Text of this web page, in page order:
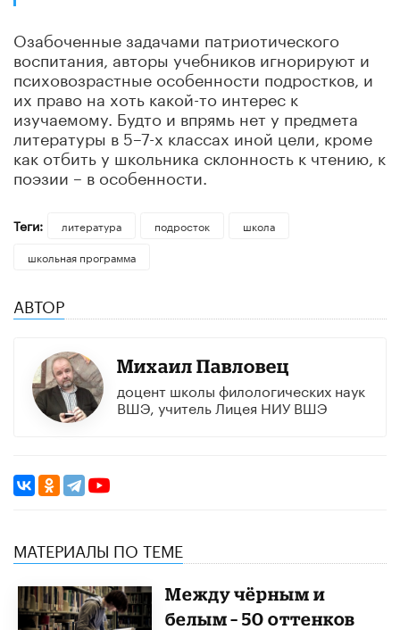
Озабоченные задачами патриотического
воспитания, авторы учебников игнорируют и
психовозрастные особенности подростков, и
их право на хоть какой-то интерес к
изучаемому. Будто и впрямь нет у предмета
литературы в 5–7-х классах иной цели, кроме
как отбить у школьника склонность к чтению, к
поэзии – в особенности.
Теги: литература подросток
школа
школьная программа
АВТОР
Михаил Павловец
доцент школы филологических наук
ВШЭ, учитель Лицея НИУ ВШЭ
МАТЕРИАЛЫ ПО ТЕМЕ
Между чёрным и
белым – 50 оттенков